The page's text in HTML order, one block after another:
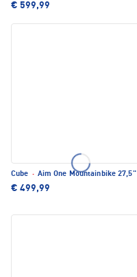
€ 599,99
Cube · Aim One Mountainbike 27,5"
€ 499,99